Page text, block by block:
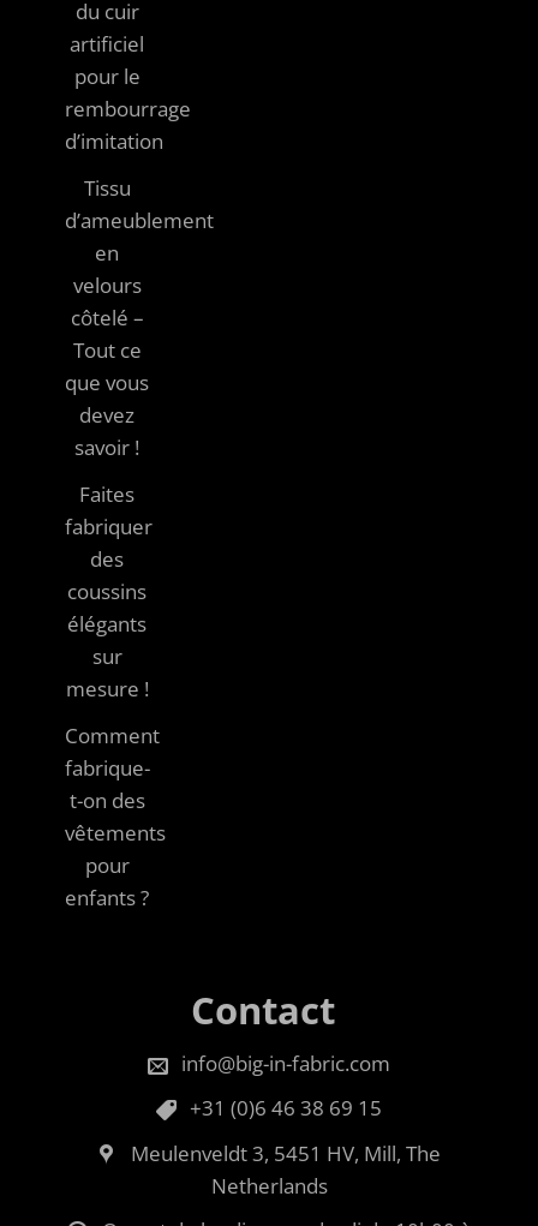
du cuir
artificiel
pour le
rembourrage
d’imitation
Tissu
d’ameublement
en
velours
côtelé –
Tout ce
que vous
devez
savoir !
Faites
fabriquer
des
coussins
élégants
sur
mesure !
Comment
fabrique-
t-on des
vêtements
pour
enfants ?
Contact
info@big-in-fabric.com
+31 (0)6 46 38 69 15
Meulenveldt 3, 5451 HV, Mill, The
Netherlands